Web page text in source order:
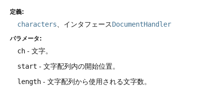
定義:
characters 、インタフェースDocumentHandler
パラメータ:
ch - 文字。
start - 文字配列内の開始位置。
length - 文字配列から使用される文字数。